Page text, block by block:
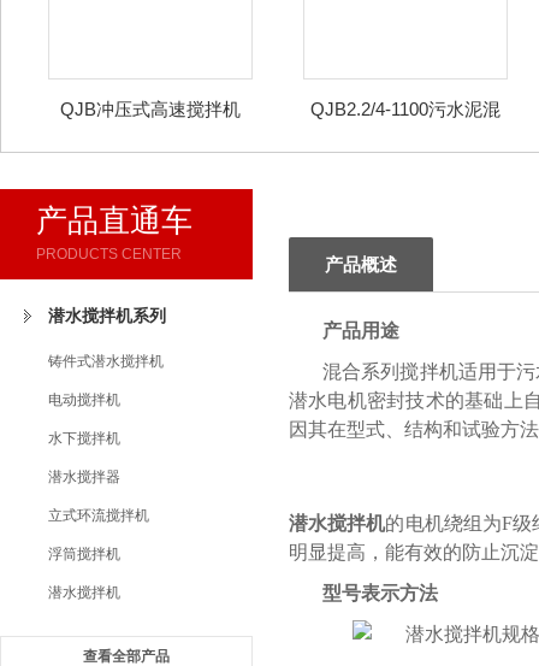
QJB冲压式高速搅拌机
QJB2.2/4-1100污水泥混
产品直通车
PRODUCTS CENTER
潜水搅拌机系列
铸件式潜水搅拌机
电动搅拌机
水下搅拌机
潜水搅拌器
立式环流搅拌机
浮筒搅拌机
潜水搅拌机
查看全部产品
产品概述
产品用途
混合系列搅拌机适用于
潜水电机密封技术的基础上
因其在型式、结构和试验方
潜水搅拌机的电机绕组为F级
明显提高，能有效的防止沉
型号表示方法